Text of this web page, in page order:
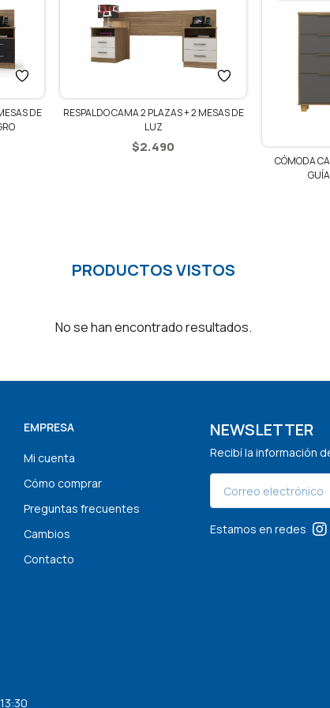
DE
RESPALDO CAMA 2 PLAZAS + 2 MESAS DE
2.490
CÓMODA
GUÍAS
PRODUCTOS VISTOS
No se han encontrado resultados.
EMPRESA
Mi cuenta
Cómo comprar
Preguntas frecuentes
Cambios
Contacto
NEWSLETTER
Recibí la información
Estamos en redes